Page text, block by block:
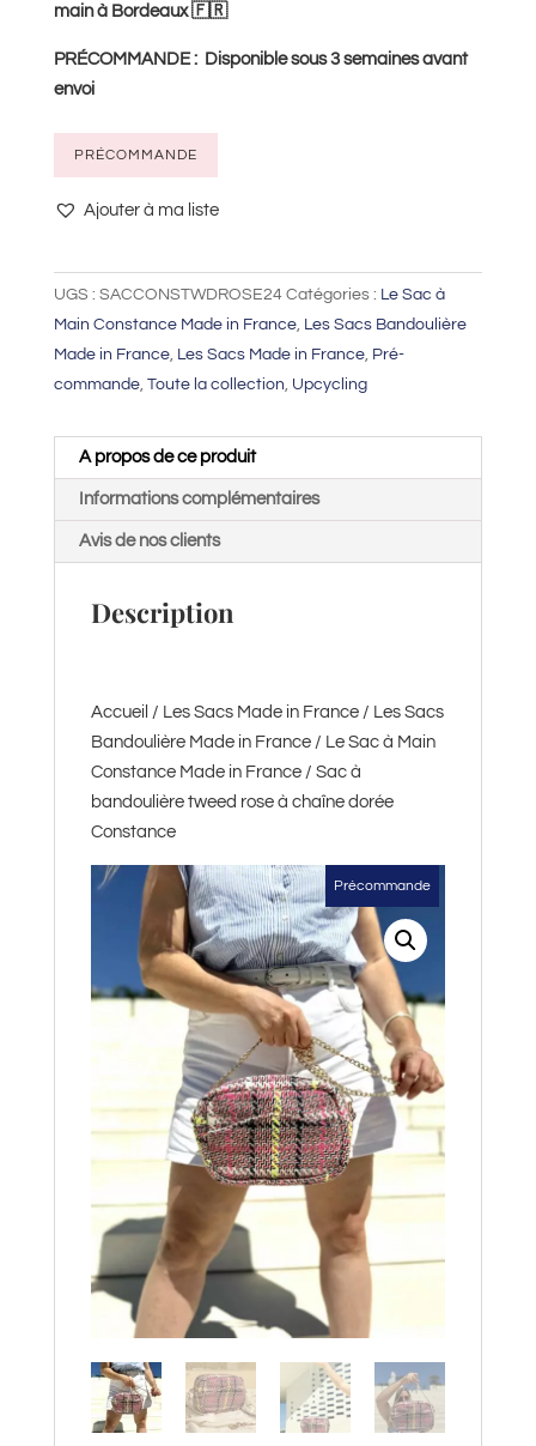
main à Bordeaux 🇫🇷
PRÉCOMMANDE : Disponible sous 3semaines avant
envoi
quantité
de
Sac
tweed
rose
à
chaîne
Constance
PRÉCOMMANDE
Ajouter à ma liste
UGS : SACCONSTWDROSE24 Catégories : Le Sac à
Main Constance Made in France, Les Sacs Bandoulière
Made in France, Les Sacs Made in France, Pré-
commande, Toute la collection, Upcycling
A propos de ce produit
Informations complémentaires
Avis de nos clients
Description
Accueil / Les Sacs Made in France/ Les Sacs
Bandoulière Made in France/ Le Sac à Main
Constance Made in France/ Sac à
bandoulière tweed rose à chaîne dorée
Constance
Précommande
Précommande